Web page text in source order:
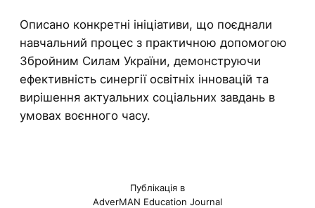
Описано конкретні ініціативи, що поєднали
навчальний процес з практичною допомогою
Збройним Силам України, демонструючи
ефективність синергії освітніх інновацій та
вирішення актуальних соціальних завдань в
умовах воєнного часу.
Публікація в
AdverMAN Education Journal